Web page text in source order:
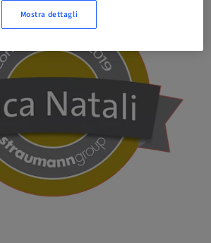
Mostra dettagli